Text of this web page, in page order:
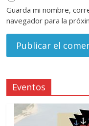
Guarda mi nombre,
navegador para la
Eventos